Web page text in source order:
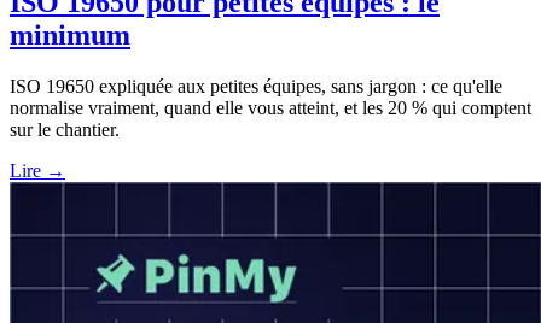
minimum
ISO 19650 expliquée aux petites équipes, sans jargon : ce qu'elle
normalise vraiment, quand elle vous atteint, et les 20 % qui comptent
sur le chantier.
Lire →